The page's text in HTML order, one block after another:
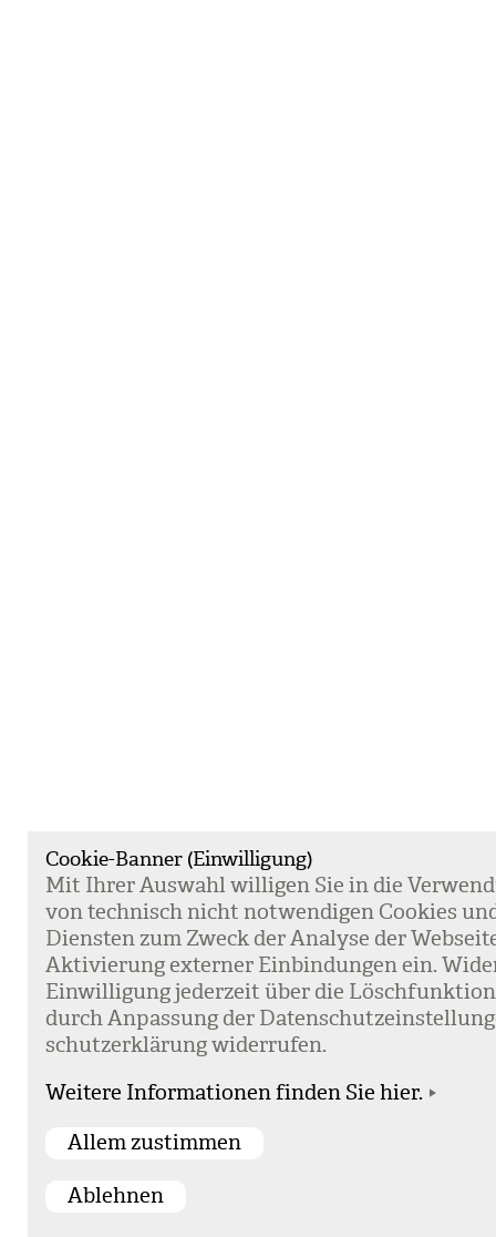
Cookie-Banner (Einwilligung)
Mit Ihrer Aus­wahl wil­li­gen Sie in die
von tech­nisch nicht not­wen­di­gen Coo­kies
Diens­ten zum Zweck der Ana­lyse der
Akti­vie­rung exter­ner Ein­bin­dun­gen ein.
Ein­wil­li­gung jeder­zeit über die
durch Anpas­sung der
schutz­er­klä­rung wider­ru­fen.
Weitere Informationen finden Sie hier.